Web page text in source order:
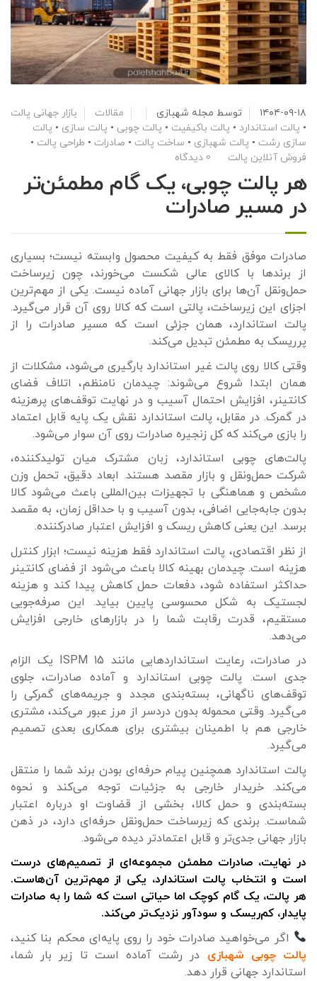
۱۴۰۴-۰۹-۱۸ توسط مجله شهبازی مقالات
بازار جهانی پالت
• پالت استاندارد • پالت باکیفیت • پالت چوبی • پالت سازی • پالت
سازی رشت • پالت شهبازی • ساخت پالت • صادرات • طراحی پالت •
فروش آنلاین پالت
0 دیدگاه
هر پالت چوبی، یک گام مطمئن‌تر
در مسیر صادرات
صادرات موفق فقط به کیفیت محصول وابسته نیست؛ بسیاری
از برندها با کالای عالی شکست می‌خورند، چون زیرساخت
حمل‌ونقل آن‌ها برای بازار جهانی آماده نیست. یکی از مهم‌ترین
اجزای این زیرساخت، پالتی است که کالا روی آن قرار می‌گیرد.
پالت استاندارد، همان جزئی است که مسیر صادرات را از
پرریسک به مطمئن تبدیل می‌کند.
وقتی کالا روی پالت غیر استاندارد بارگیری می‌شود، مشکلات از
همان ابتدا شروع می‌شوند: چیدمان نامنظم، اتلاف فضای
کانتینر، افزایش احتمال آسیب و در نهایت توقف‌های پرهزینه
در گمرک. در مقابل، پالت استاندارد نقش یک پایه قابل اعتماد
را بازی می‌کند که کل زنجیره صادرات روی آن سوار می‌شود.
پالت‌های چوبی استاندارد، زبان مشترک میان تولیدکننده،
شرکت حمل‌ونقل و بازار مقصد هستند. ابعاد دقیق، تحمل وزن
مشخص و هماهنگی با تجهیزات بین‌المللی باعث می‌شود کالا
بدون جابه‌جایی اضافی، بدون آسیب و با حداقل زمان، به مقصد
برسد. این یعنی کاهش ریسک و افزایش اعتبار صادرکننده.
از نظر اقتصادی، پالت استاندارد فقط هزینه نیست؛ ابزار کنترل
هزینه است. چیدمان بهینه کالا باعث می‌شود از فضای کانتینر
حداکثر استفاده شود، دفعات حمل کاهش پیدا کند و هزینه
لجستیک به شکل محسوسی پایین بیاید. این صرفه‌جویی
مستقیم، قدرت رقابت شما را در بازارهای خارجی افزایش
می‌دهد.
در صادرات، رعایت استانداردهایی مانند ISPM 15 یک الزام
جدی است. پالت چوبی استاندارد و آماده صادرات، جلوی
توقف‌های ناگهانی، بسته‌بندی مجدد و جریمه‌های گمرکی را
می‌گیرد. وقتی محموله بدون دردسر از مرز عبور می‌کند، مشتری
خارجی هم با اطمینان بیشتری برای همکاری بعدی تصمیم
می‌گیرد.
پالت استاندارد همچنین پیام حرفه‌ای بودن برند شما را منتقل
می‌کند. خریدار خارجی به جزئیات توجه می‌کند و نحوه
بسته‌بندی و حمل کالا، بخشی از قضاوت او درباره اعتبار
شماست. برندی که زیرساخت حمل‌ونقل حرفه‌ای دارد، در ذهن
بازار جهانی جدی‌تر و قابل اعتمادتر دیده می‌شود.
در نهایت، صادرات مطمئن مجموعه‌ای از تصمیم‌های درست
است و انتخاب پالت استاندارد، یکی از مهم‌ترین آن‌هاست.
هر پالت، یک گام کوچک اما حیاتی است که شما را به صادرات
پایدار، کم‌ریسک و سودآور نزدیک‌تر می‌کند.
اگر می‌خواهید صادرات خود را روی پایه‌ای محکم بنا کنید،
پالت چوبی شهبازی در رشت آماده است تا زیر بار شما،
استاندارد جهانی قرار دهد.